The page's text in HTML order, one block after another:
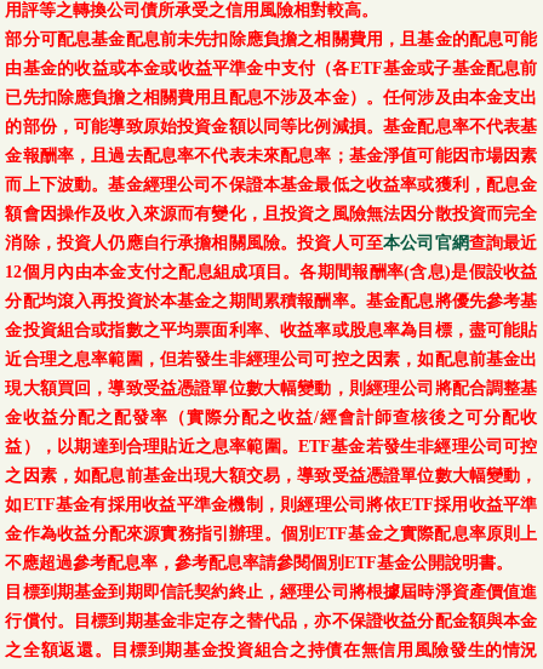
用評等之轉換公司債所承受之信用風險相對較高。
部分可配息基金配息前未先扣除應負擔之相關費用，且基金的配息可能
由基金的收益或本金或收益平準金中支付（各ETF基金或子基金配息前
已先扣除應負擔之相關費用且配息不涉及本金）。任何涉及由本金支出
的部份，可能導致原始投資金額以同等比例減損。基金配息率不代表基
金報酬率，且過去配息率不代表未來配息率；基金淨值可能因市場因素
而上下波動。基金經理公司不保證本基金最低之收益率或獲利，配息金
額會因操作及收入來源而有變化，且投資之風險無法因分散投資而完全
消除，投資人仍應自行承擔相關風險。投資人可至本公司官網查詢最近
12個月內由本金支付之配息組成項目。各期間報酬率(含息)是假設收益
分配均滾入再投資於本基金之期間累積報酬率。基金配息將優先參考基
金投資組合或指數之平均票面利率、收益率或股息率為目標，盡可能貼
近合理之息率範圍，但若發生非經理公司可控之因素，如配息前基金出
現大額買回，導致受益憑證單位數大幅變動，則經理公司將配合調整基
金收益分配之配發率（實際分配之收益/經會計師查核後之可分配收
益），以期達到合理貼近之息率範圍。ETF基金若發生非經理公司可控
之因素，如配息前基金出現大額交易，導致受益憑證單位數大幅變動，
如ETF基金有採用收益平準金機制，則經理公司將依ETF採用收益平準
金作為收益分配來源實務指引辦理。個別ETF基金之實際配息率原則上
不應超過參考配息率，參考配息率請參閱個別ETF基金公開說明書。
目標到期基金到期即信託契約終止，經理公司將根據屆時淨資產價值進
行償付。目標到期基金非定存之替代品，亦不保證收益分配金額與本金
之全額返還。目標到期基金投資組合之持債在無信用風險發生的情況